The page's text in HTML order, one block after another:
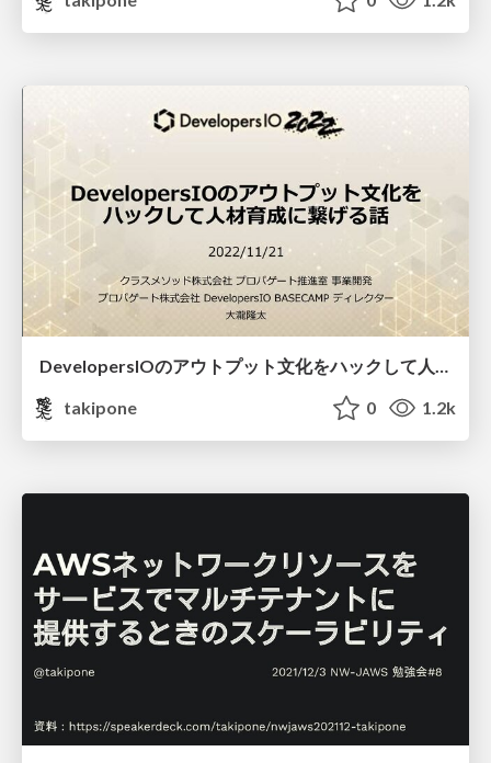
DevelopersIOのアウトプット文化を ハックして人材育成に繋げる話 /deviosapporo2022fall_takipone
takipone
0 1.2k